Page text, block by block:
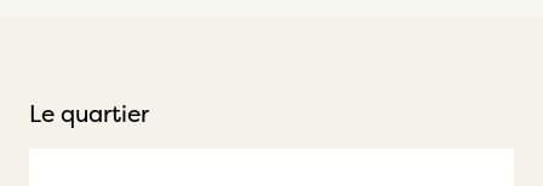
Le quartier